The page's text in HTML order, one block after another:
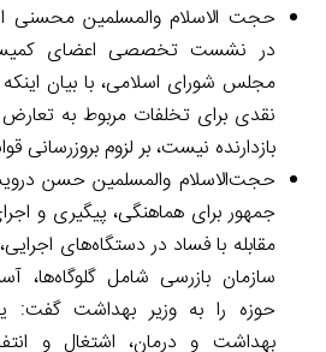
حجت الاسلام والمسلمین محسنی
در نشست تخصصی اعضای
مجلس شورای اسلامی، با بیان
نقدی برای تخلفات مربوط به
بازدارنده نیست، بر لزوم بروزرسانی
حجت‌الاسلام والمسلمین حسن
جمهور برای هماهنگی، پیگیری و
مقابله با فساد در دستگاه‌های
سازمان بازرسی شامل
حوزه را به وزیر بهداشت گفت:
بهداشت و درمان، اشتغال و